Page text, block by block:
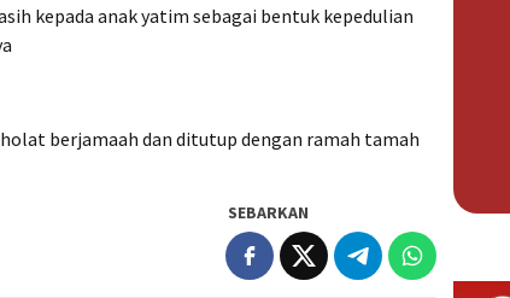
kepada anak yatim sebagai bentuk kepedulian
berjamaah dan ditutup dengan ramah tamah
SEBARKAN